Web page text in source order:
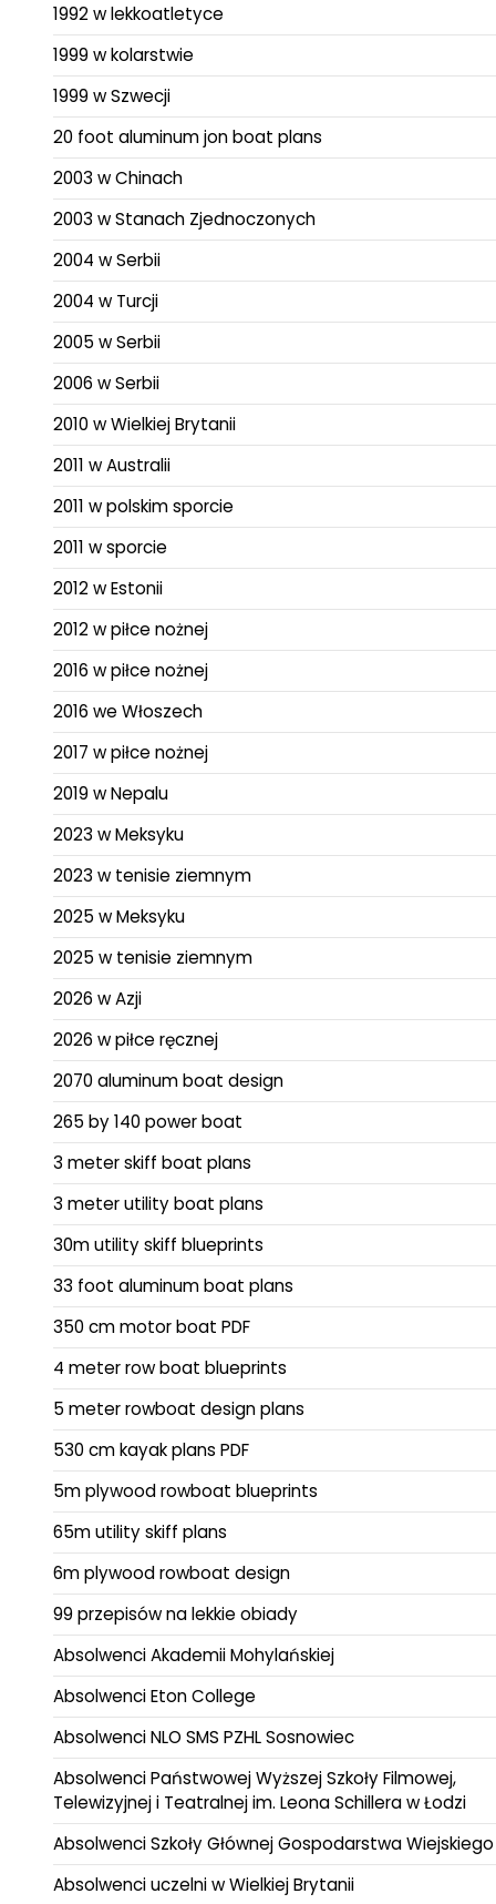
1992 w lekkoatletyce
1999 w kolarstwie
1999 w Szwecji
20 foot aluminum jon boat plans
2003 w Chinach
2003 w Stanach Zjednoczonych
2004 w Serbii
2004 w Turcji
2005 w Serbii
2006 w Serbii
2010 w Wielkiej Brytanii
2011 w Australii
2011 w polskim sporcie
2011 w sporcie
2012 w Estonii
2012 w piłce nożnej
2016 w piłce nożnej
2016 we Włoszech
2017 w piłce nożnej
2019 w Nepalu
2023 w Meksyku
2023 w tenisie ziemnym
2025 w Meksyku
2025 w tenisie ziemnym
2026 w Azji
2026 w piłce ręcznej
2070 aluminum boat design
265 by 140 power boat
3 meter skiff boat plans
3 meter utility boat plans
30m utility skiff blueprints
33 foot aluminum boat plans
350 cm motor boat PDF
4 meter row boat blueprints
5 meter rowboat design plans
530 cm kayak plans PDF
5m plywood rowboat blueprints
65m utility skiff plans
6m plywood rowboat design
99 przepisów na lekkie obiady
Absolwenci Akademii Mohylańskiej
Absolwenci Eton College
Absolwenci NLO SMS PZHL Sosnowiec
Absolwenci Państwowej Wyższej Szkoły Filmowej,
Telewizyjnej i Teatralnej im. Leona Schillera w Łodzi
Absolwenci Szkoły Głównej Gospodarstwa Wiejskiego
Absolwenci uczelni w Wielkiej Brytanii